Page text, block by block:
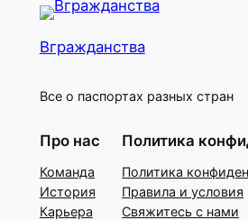
Вгражданства
Все о паспортах разных стран
Про нас
Команда
История
Карьера
Политика
Политика
Правила и условия
Свяжитесь с нами